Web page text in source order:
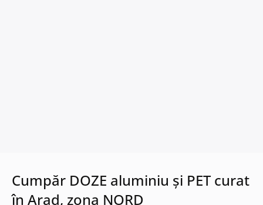
Cumpăr DOZE aluminiu și PET curat
în Arad, zona NORD